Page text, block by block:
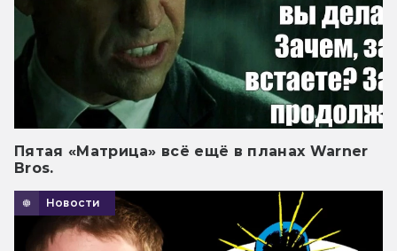
Пятая «Матрица» всё ещё в планах Warner
Bros.
Новости